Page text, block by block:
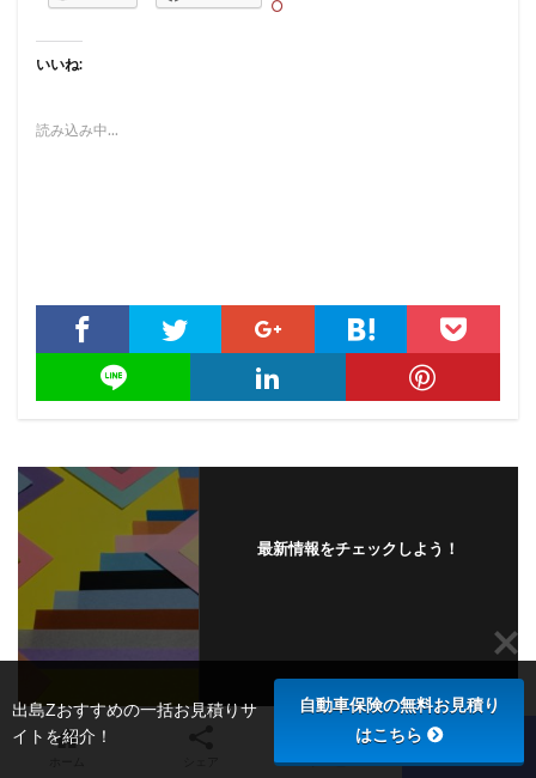
いいね:
読み込み中...
最新情報をチェックしよう！
メニュー TOPへ
出島Zおすすめの一括お見積りサ
イトを紹介！
自動車保険の無料お見積り
はこちら